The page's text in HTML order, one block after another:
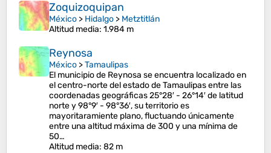
Zoquizoquipan
México > Hidalgo > Metztitlán
Altitud media: 1.984 m
Reynosa
México >Tamaulipas
El municipio de Reynosa se encuentra localizado en
el centro-norte del estado de Tamaulipas entre las
coordenadas geográficas 25°28′ - 26°14′ de latitud
norte y 98°9′ - 98°36′, su territorio es
mayoritaramiente plano, fluctuando únicamente
entre una altitud máxima de 300 y una mínima de
50…
Altitud media: 82 m